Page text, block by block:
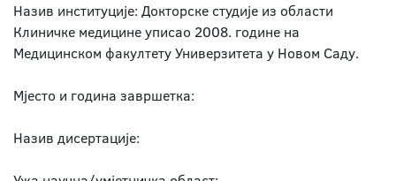
Назив институције: Докторске студије из области
Клиничке медицине уписао 2008. године на
Медицинском факултету Универзитета у Новом Саду.
Мјесто и година завршетка:
Назив дисертације: